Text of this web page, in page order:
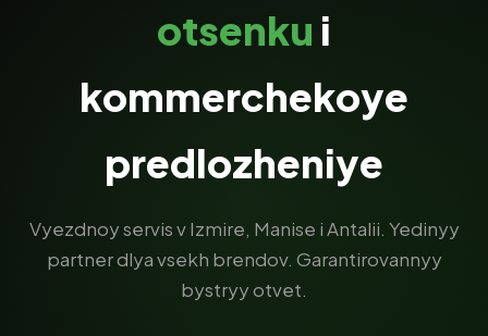
otsenku i
kommerchekoye
predlozheniye
Vyezdnoy servis v Izmire, Manise i Antalii. Yedinyy
partner dlya vsekh brendov. Garantirovannyy
bystryy otvet.